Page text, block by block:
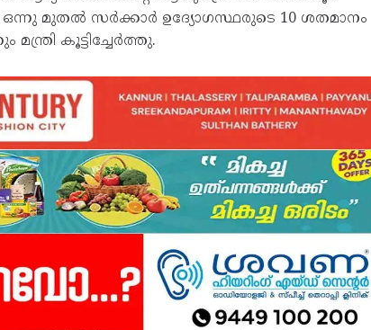
ഒന്നു മുതൽ സർക്കാർ ഉദ്യോഗസ്ഥരുടെ 10 ശതമാനം
കൂട്ടിച്ചേർത്തു.